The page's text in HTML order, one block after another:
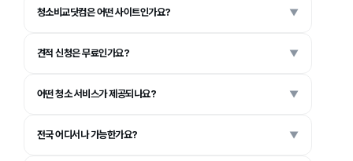
청소비교닷컴은 어떤 사이트인가요? ▼
견적 신청은 무료인가요? ▼
어떤 청소 서비스가 제공되나요? ▼
전국 어디서나 가능한가요? ▼